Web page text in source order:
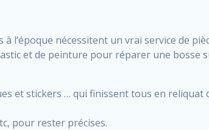
l’époque nécessitent un vrai service de
et de peinture pour réparer une bosse
et stickers … qui finissent tous en reliquat
pour rester précises.